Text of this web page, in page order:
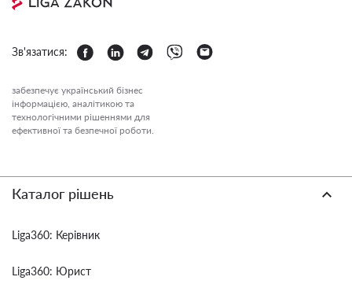
Зв'язатися:
забезпечує український бізнес
інформацією, аналітикою та
технологічними рішеннями для
ефективної та безпечної роботи.
Каталог рішень
Liga360: Керівник
Liga360: Юрист